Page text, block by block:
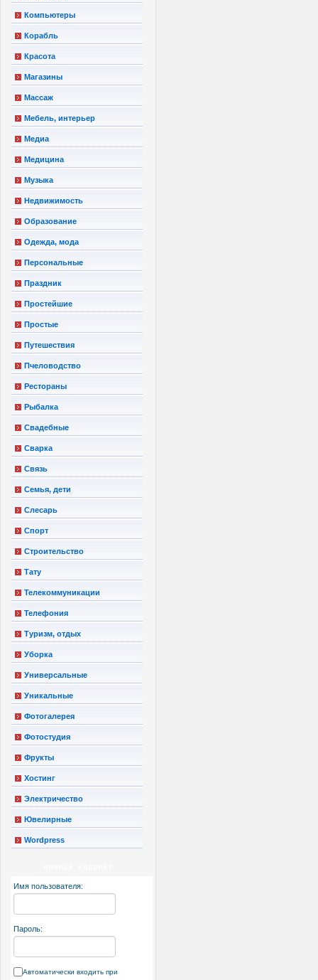
Компьютеры
Корабль
Красота
Магазины
Массаж
Мебель, интерьер
Медиа
Медицина
Музыка
Недвижимость
Образование
Одежда, мода
Персональные
Праздник
Простейшие
Простые
Путешествия
Пчеловодство
Рестораны
Рыбалка
Свадебные
Сварка
Связь
Семья, дети
Слесарь
Спорт
Строительство
Тату
Телекоммуникации
Телефония
Туризм, отдых
Уборка
Универсальные
Уникальные
Фотогалерея
Фотостудия
Фрукты
Хостинг
Электричество
Ювелирные
Wordpress
Имя пользователя:
Пароль:
Автоматически входить при